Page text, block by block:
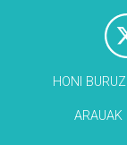
HONI BURUZ
ARAUAK